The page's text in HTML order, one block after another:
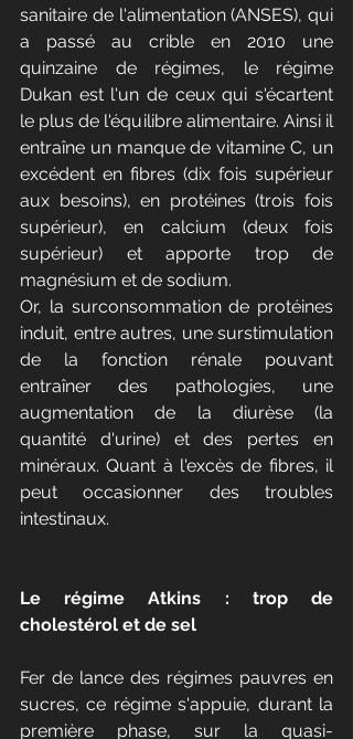
sanitaire de l'alimentation (ANSES), qui
a passé au crible en 2010 une
quinzaine de régimes, le régime
Dukan est l'un de ceux qui s'écartent
le plus de l'équilibre alimentaire. Ainsi il
entraîne un manque de vitamine C, un
excédent en fibres (dix fois supérieur
aux besoins), en protéines (trois fois
supérieur), en calcium (deux fois
supérieur) et apporte trop de
magnésium et de sodium.
Or, la surconsommation de protéines
induit, entre autres, une surstimulation
de la fonction rénale pouvant
entraîner des pathologies, une
augmentation de la diurèse (la
quantité d'urine) et des pertes en
minéraux. Quant à l'excès de fibres, il
peut occasionner des troubles
intestinaux.
Le régime Atkins : trop de
cholestérol et de sel
Fer de lance des régimes pauvres en
sucres, ce régime s'appuie, durant la
première phase, sur la quasi-